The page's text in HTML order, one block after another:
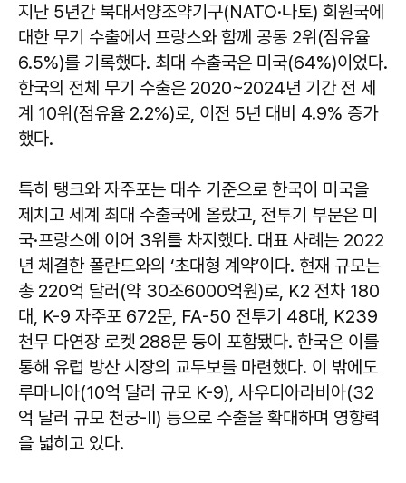
지난 5년간 북대서양조약기구(NATO·나토) 회원국에
대한 무기 수출에서 프랑스와 함께 공동 2위(점유율
6.5%)를 기록했다. 최대 수출국은 미국(64%)이었다.
한국의 전체 무기 수출은 2020~2024년 기간 전 세
계 10위(점유율 2.2%)로, 이전 5년 대비 4.9% 증가
했다.
특히 탱크와 자주포는 대수 기준으로 한국이 미국을
제치고 세계 최대 수출국에 올랐고, 전투기 부문은 미
국·프랑스에 이어 3위를 차지했다. 대표 사례는 2022
년 체결한 폴란드와의 ‘초대형 계약’이다. 현재 규모는
총 220억 달러(약 30조6000억원)로, K2 전차 180
대, K-9 자주포 672문, FA-50 전투기 48대, K239
천무 다연장 로켓 288문 등이 포함됐다. 한국은 이를
통해 유럽 방산 시장의 교두보를 마련했다. 이 밖에도
루마니아(10억 달러 규모 K-9), 사우디아라비아(32
억 달러 규모 천궁-II) 등으로 수출을 확대하며 영향력
을 넓히고 있다.